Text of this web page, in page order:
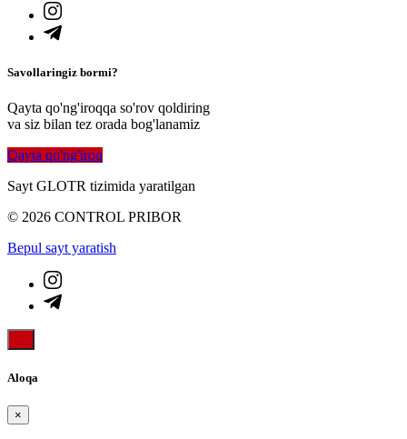
Savollaringiz bormi?
Qayta qo'ng'iroqqa so'rov qoldiring
va siz bilan tez orada bog'lanamiz
Qayta qo'ng'iroq
Sayt GLOTR tizimida yaratilgan
© 2026 CONTROL PRIBOR
Bepul sayt yaratish
Aloqa
×